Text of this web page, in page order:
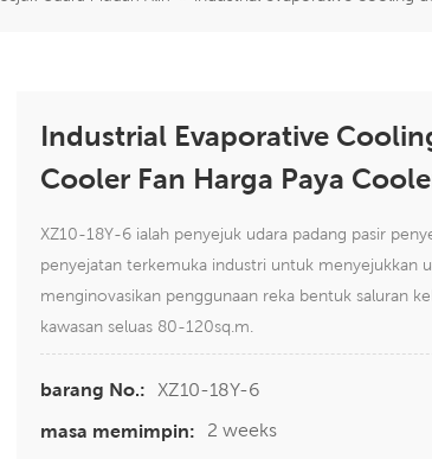
Industrial Evaporative
Cooler Fan Harga Paya
XZ10-18Y-6 ialah penyejuk udara padang pasir
penyejatan terkemuka industri untuk menyejukkan
menginovasikan penggunaan reka bentuk saluran
kawasan seluas 80-120sq.m.
barang No.:
XZ10-18Y-6
masa memimpin:
2 weeks